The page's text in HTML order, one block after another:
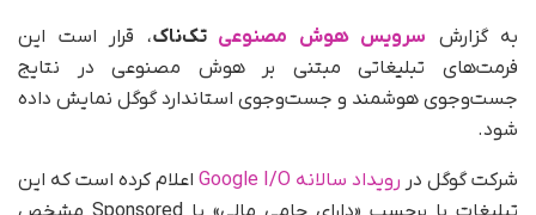
به گزارش سرویس هوش مصنوعی تک‌ناک، قرار است این
فرمت‌های تبلیغاتی مبتنی بر هوش مصنوعی در نتایج
جست‌وجوی هوشمند و جست‌وجوی استاندارد گوگل نمایش داده
شود.
شرکت گوگل در رویداد سالانه Google I/O
اعلام کرده است که این